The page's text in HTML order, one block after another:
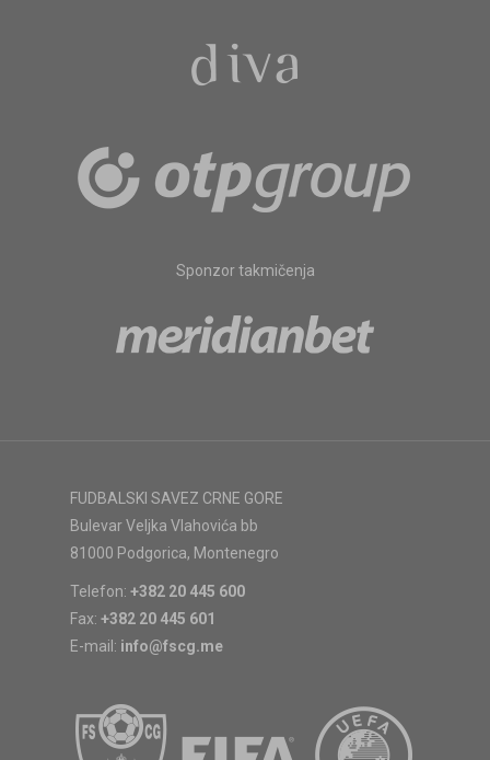
Sponzor takmičenja
FUDBALSKI SAVEZ CRNE GORE
Bulevar Veljka Vlahovića bb
81000 Podgorica, Montenegro
Telefon: +382 20 445 600
Fax: +382 20 445 601
E-mail: info@fscg.me